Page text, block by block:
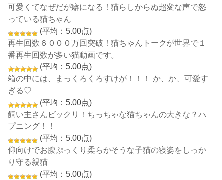
可愛くてなぜだが癖になる！猫らしからぬ超変な声で怒
っている猫ちゃん
(平均：5.00点)
再生回数６０００万回突破！猫ちゃんトークが世界で１
番再生回数が多い猫動画です。
(平均：5.00点)
箱の中には、まっくろくろすけが！！！ か、か、可愛す
ぎる♡
(平均：5.00点)
飼い主さんビックリ！ちっちゃな猫ちゃんの大きな？ハ
プニング！！
(平均：5.00点)
仰向けでお腹ぷっくり柔らかそうな子猫の寝姿をしっか
り守る親猫
(平均：5.00点)